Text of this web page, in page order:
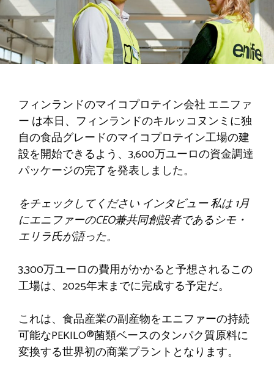
フィンランドのマイコプロテイン会社エニファ
ー は本日、フィンランドのキルッコヌンミに独
自の食品グレードのマイコプロテイン工場の建
設を開始できるよう、3,600万ユーロの資金調達
パッケージの完了を発表しました。
をチェックしてください インタビュー私は1月
にエニファーのCEO兼共同創設者であるシモ・
エリラ氏が語った。
3,300万ユーロの費用がかかると予想されるこの
工場は、2025年末までに完成する予定だ。
これは、食品産業の副産物をエニファーの持続
可能なPEKILO®菌類ベースのタンパク質原料に
変換する世界初の商業プラントとなります。